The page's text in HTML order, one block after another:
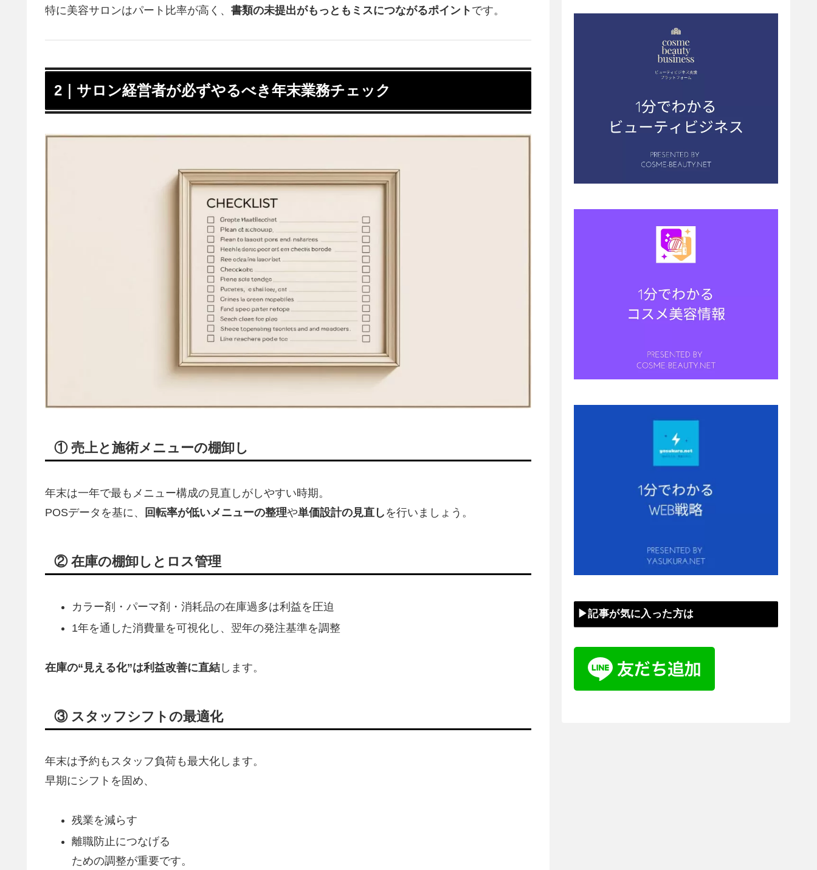
特に美容サロンはパート比率が高く、 書類の未提出がもっともミスにつながるポイント です。
2｜サロン経営者が必ずやるべき年末業務チェック
① 売上と施術メニューの棚卸し
年末は一年で最もメニュー構成の見直しがしやすい時期。
POSデータを基に、
回転率が低いメニューの整理や単価設計の見直し を行いましょう。
② 在庫の棚卸しとロス管理
カラー剤・パーマ剤・消耗品の在庫過多は利益を圧迫
1年を通した消費量を可視化し、翌年の発注基準を調整
在庫の“見える化”は利益改善に直結 します。
③ スタッフシフトの最適化
年末は予約もスタッフ負荷も最大化します。
早期にシフトを固め、
残業を減らす
離職防止につなげる
ための調整が重要です。
▶記事が気に入った方は